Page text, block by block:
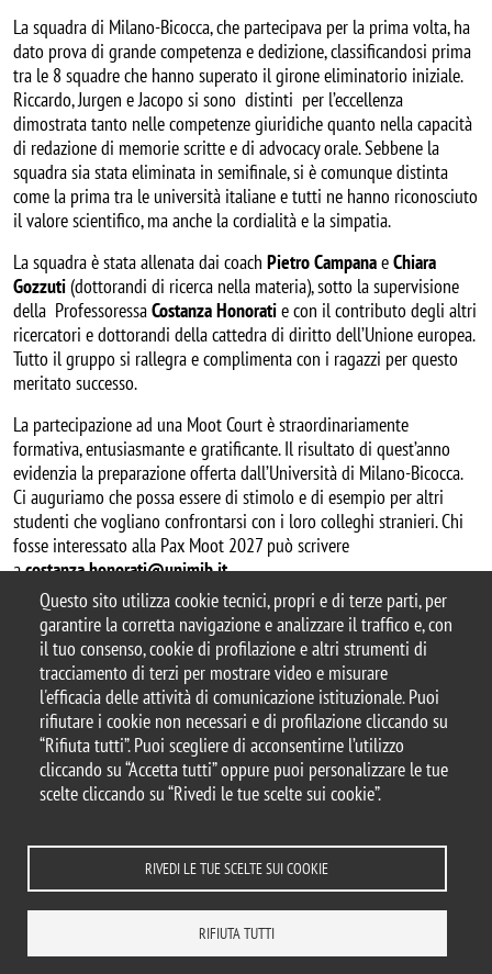
Questo sito utilizza cookie tecnici, propri e di terze parti, per
garantire la corretta navigazione e analizzare il traffico e, con
il tuo consenso, cookie di profilazione e altri strumenti di
tracciamento di terzi per mostrare video e misurare
l'efficacia delle attività di comunicazione istituzionale. Puoi
rifiutare i cookie non necessari e di profilazione cliccando su
“Rifiuta tutti”. Puoi scegliere di acconsentirne l’utilizzo
cliccando su “Accetta tutti” oppure puoi personalizzare le tue
scelte cliccando su “Rivedi le tue scelte sui cookie”.
RIVEDI LE TUE SCELTE SUI COOKIE
RIFIUTA TUTTI
La squadra di Milano-Bicocca, che partecipava per la prima volta, ha
dato prova di grande competenza e dedizione, classificandosi prima
tra le 8 squadre che hanno superato il girone eliminatorio iniziale.
Riccardo, Jurgen e Jacopo si sono distinti per l’eccellenza
dimostrata tanto nelle competenze giuridiche quanto nella capacità
di redazione di memorie scritte e di advocacy orale. Sebbene la
squadra sia stata eliminata in semifinale, si è comunque distinta
come la prima tra le università italiane e tutti ne hanno riconosciuto
il valore scientifico, ma anche la cordialità e la simpatia.
La squadra è stata allenata dai coach Pietro CampanaeChiara
Gozzuti(dottorandi di ricerca nella materia), sotto la supervisione
della ProfessoressaCostanza Honoratie con il contributo degli altri
ricercatori e dottorandi della cattedra di diritto dell’Unione europea.
Tutto il gruppo si rallegra e complimenta con i ragazzi per questo
meritato successo.
La partecipazione ad una Moot Court è straordinariamente
formativa, entusiasmante e gratificante. Il risultato di quest’anno
evidenzia la preparazione offerta dall’Università di Milano-Bicocca.
Ci auguriamo che possa essere di stimolo e di esempio per altri
studenti che vogliano confrontarsi con i loro colleghi stranieri. Chi
fosse interessato alla Pax Moot 2027 può scrivere
acostanza.honorati@unimib.it
© 2025 Università degli Studi di Milano-Bicocca
Piazza dell'Ateneo Nuovo, 1 - 20126, Milano
Casella PEC:ateneo.bicocca@pec.unimib.it
P.I. 12621570154 |
redazioneweb.giurisprudenza@unimib.it
Note legali Privacy e cookie policy Amministrazione trasparente
Accessibilità
Rivedi le tue scelte sui cookie